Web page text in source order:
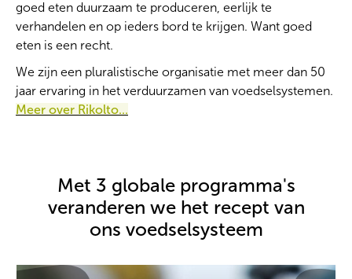
goed eten duurzaam te produceren, eerlijk te
verhandelen en op ieders bord te krijgen. Want goed
eten is een recht.
We zijn een pluralistische organisatie met meer dan 50
jaar ervaring in het verduurzamen van voedselsystemen.
Meer over Rikolto...
Met 3 globale programma's
veranderen we het recept van
ons voedselsysteem